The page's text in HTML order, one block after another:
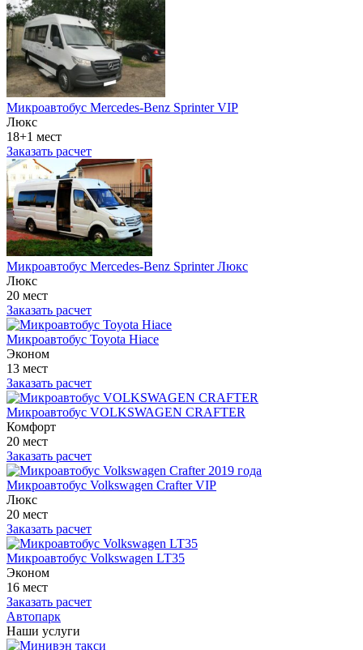
Микроавтобус Mercedes-Benz Sprinter VIP
Люкс
18+1 мест
Заказать расчет
Микроавтобус Mercedes-Benz Sprinter Люкс
Люкс
20 мест
Заказать расчет
Микроавтобус Toyota Hiace
Эконом
13 мест
Заказать расчет
Микроавтобус VOLKSWAGEN CRAFTER
Комфорт
20 мест
Заказать расчет
Микроавтобус Volkswagen Crafter VIP
Люкс
20 мест
Заказать расчет
Микроавтобус Volkswagen LT35
Эконом
16 мест
Заказать расчет
Автопарк
Наши услуги